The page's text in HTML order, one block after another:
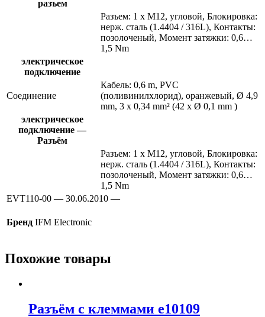
разъем
Разъем: 1 x M12, угловой, Блокировка:
нерж. сталь (1.4404 / 316L), Контакты:
позолоченый, Момент затяжки: 0,6…
1,5 Nm
электрическое
подключение
Соединение
Кабель: 0,6 m, PVC
(поливинилхлорид), оранжевый, Ø 4,9
mm, 3 x 0,34 mm² (42 x Ø 0,1 mm )
электрическое
подключение —
Разъём
Разъем: 1 x M12, угловой, Блокировка:
нерж. сталь (1.4404 / 316L), Контакты:
позолоченый, Момент затяжки: 0,6…
1,5 Nm
EVT110-00 — 30.06.2010 —
Бренд IFM Electronic
Похожие товары
Разъём с клеммами e10109